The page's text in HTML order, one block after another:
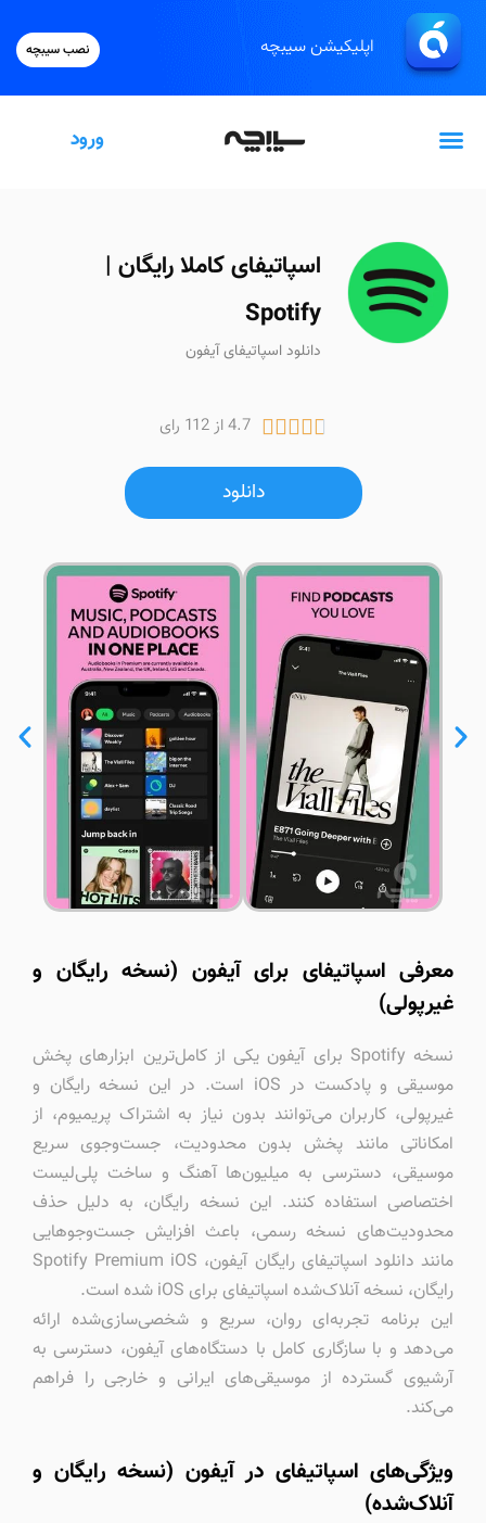
نصب سیبچه اپلیکیشن سیبچه
ورود
اسپاتیفای کاملا رایگان |
Spotify
دانلود اسپاتیفای آیفون
4.7 از 112 رای 
دانلود
معرفی اسپاتیفای برای آیفون (نسخه رایگان و
غیرپولی)
نسخه Spotify برای آیفون یکی از کامل‌ترین ابزارهای پخش
موسیقی و پادکست در iOS است. در این نسخه رایگان و
غیرپولی، کاربران می‌توانند بدون نیاز به اشتراک پریمیوم، از
امکاناتی مانند پخش بدون محدودیت، جست‌وجوی سریع
موسیقی، دسترسی به میلیون‌ها آهنگ و ساخت پلی‌لیست
اختصاصی استفاده کنند. این نسخه رایگان، به دلیل حذف
محدودیت‌های نسخه رسمی، باعث افزایش جست‌وجوهایی
مانند دانلود اسپاتیفای رایگان آیفون، Spotify Premium iOS
رایگان، نسخه آنلاک‌شده اسپاتیفای برای iOS شده است.
این برنامه تجربه‌ای روان، سریع و شخصی‌سازی‌شده ارائه
می‌دهد و با سازگاری کامل با دستگاه‌های آیفون، دسترسی به
آرشیوی گسترده از موسیقی‌های ایرانی و خارجی را فراهم
می‌کند.
ویژگی‌های اسپاتیفای در آیفون (نسخه رایگان و
آنلاک‌شده)